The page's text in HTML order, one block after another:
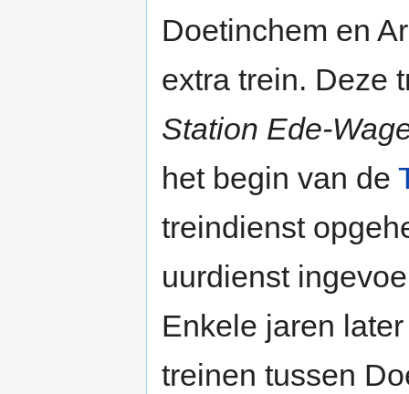
Doetinchem en
extra trein. Deze
Station Ede-
het begin van de
treindienst
uurdienst
Enkele jaren
treinen tussen